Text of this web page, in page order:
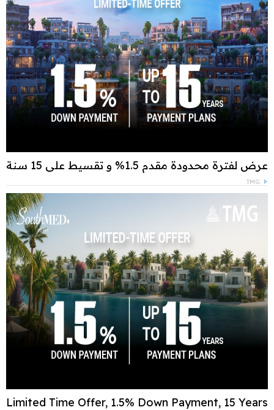
عرض لفترة محدودة مقدم 1.5% و تقسيط علي 15 سنة
TMG
Limited Time Offer, 1.5% Down Payment, 15 Years